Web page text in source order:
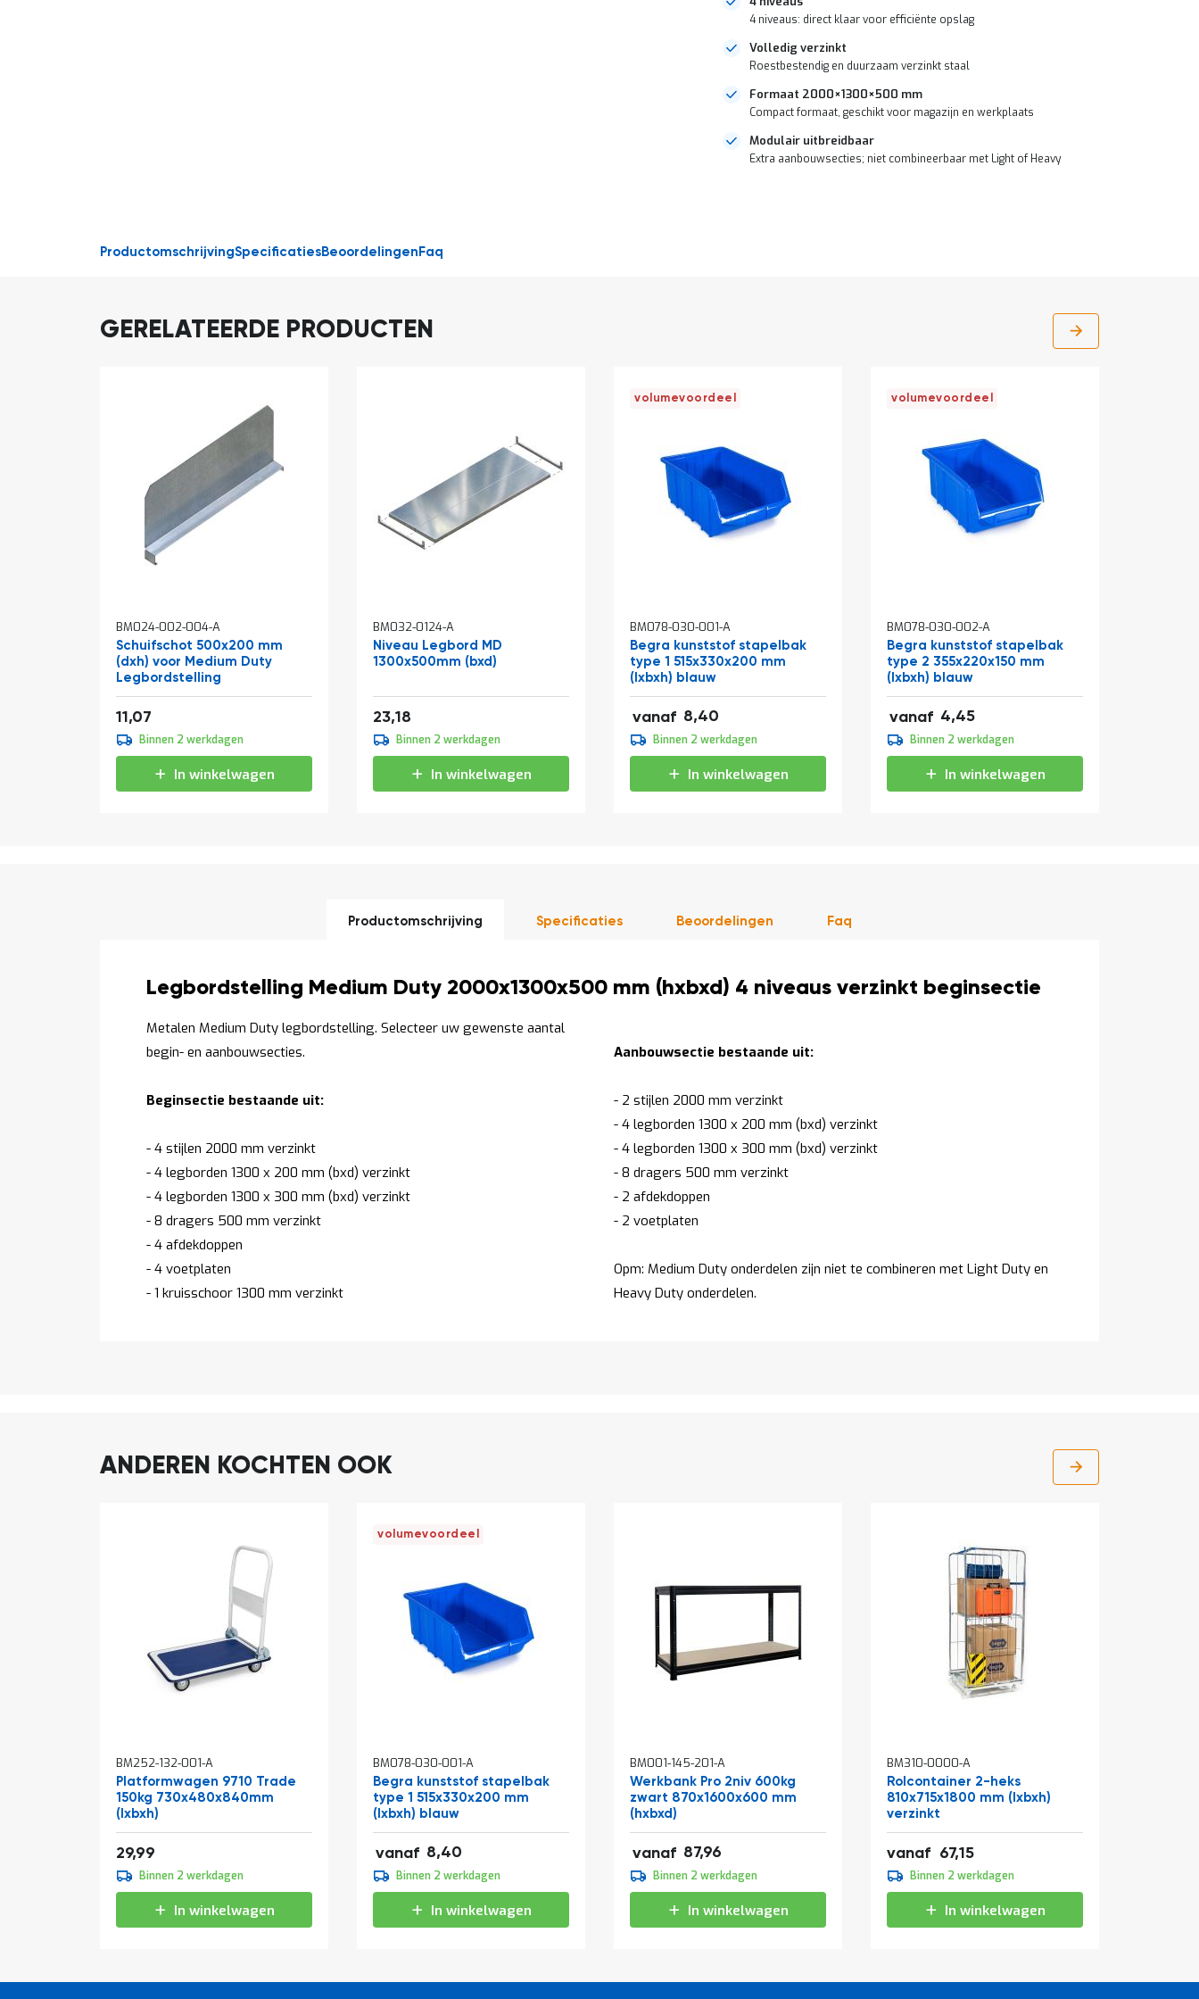
4 niveaus: direct klaar voor efficiënte opslag
Volledig verzinkt
Roestbestendig en duurzaam verzinkt staal
Formaat 2000×1300×500 mm
Compact formaat, geschikt voor magazijn en werkplaats
Modulair uitbreidbaar
Extra aanbouwsecties; niet combineerbaar met Light of Heavy
ProductomschrijvingSpecificaties Beoordelingen Faq
GERELATEERDE PRODUCTEN
BM024-002-004-A
Schuifschot 500x200 mm
(dxh) voor Medium Duty
Legbordstelling
11,07
Binnen 2 werkdagen
In winkelwagen
BM032-0124-A
Niveau Legbord MD
1300x500mm (bxd)
Vanaf
23,18
Binnen 2 werkdagen
In winkelwagen
volumevoordeel
BM078-030-001-A
Begra kunststof stapelbak
type 1 515x330x200 mm
(lxbxh) blauw
vanaf 8,40
10,16
9,30
11,25Binnen 2 werkdagen
In winkelwagen
volumevoordeel
BM078-030-002-A
Begra kunststof stapelbak
type 2 355x220x150 mm
(lxbxh) blauw
vanaf 4,45
5,38
4,95
5,99Binnen 2 werkdagen
In winkelwagen
Productomschrijving
Productomschrijving
Legbordstelling Medium Duty 2000x1300x500 mm (hxbxd) 4 niveaus verzinkt beginsectie
Metalen Medium Duty legbordstelling. Selecteer uw gewenste aantal
begin- en aanbouwsecties.
Beginsectie bestaande uit:
- 4 stijlen 2000 mm verzinkt
- 4 legborden 1300 x 200 mm (bxd) verzinkt
- 4 legborden 1300 x 300 mm (bxd) verzinkt
- 8 dragers 500 mm verzinkt
- 4 afdekdoppen
- 4 voetplaten
- 1 kruisschoor 1300 mm verzinkt
Aanbouwsectie bestaande uit:
- 2 stijlen 2000 mm verzinkt
- 4 legborden 1300 x 200 mm (bxd) verzinkt
- 4 legborden 1300 x 300 mm (bxd) verzinkt
- 8 dragers 500 mm verzinkt
- 2 afdekdoppen
- 2 voetplaten
Opm: Medium Duty onderdelen zijn niet te combineren met Light Duty en
Heavy Duty onderdelen.
Specificaties Beoordelingen Faq
ANDEREN KOCHTEN OOK
BM252-132-001-A
Platformwagen 9710 Trade
150kg 730x480x840mm
(lxbxh)
29,99
winkelwagen
Binnen 2 werkdagen
In winkelwagen
volumevoordeel
BM078-030-001-A
Begra kunststof stapelbak
type 1 515x330x200 mm
(lxbxh) blauw
vanaf 8,40
10,16
9,30
11,25
winkelwagen
Binnen 2 werkdagen
In winkelwagen
BM001-145-201-A
Werkbank Pro 2niv 600kg
zwart 870x1600x600 mm
(hxbxd)
vanaf 87,96
106,43
109,95
133,04
winkelwagen
Binnen 2 werkdagen
In winkelwagen
BM310-0000-A
Rolcontainer 2-heks
810x715x1800 mm (lxbxh)
verzinkt
vanaf 67,15
Binnen 2 werkdagen
In winkelwagen